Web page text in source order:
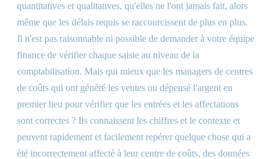
quantitatives et qualitatives, qu'elles ne l'ont jamais fait, alors
même que les délais requis se raccourcissent de plus en plus.
Il n'est pas raisonnable ni possible de demander à votre équipe
finance de vérifier chaque saisie au niveau de la
comptabilisation. Mais qui mieux que les managers de centres
de coûts qui ont généré les ventes ou dépensé l'argent en
premier lieu pour vérifier que les entrées et les affectations
sont correctes ? Ils connaissent les chiffres et le contexte et
peuvent rapidement et facilement repérer quelque chose qui a
été incorrectement affecté à leur centre de coûts, des données